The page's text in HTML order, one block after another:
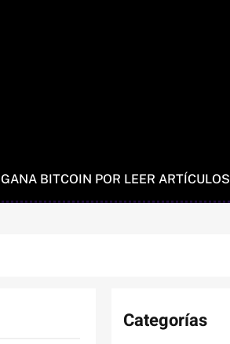
GANA BITCOIN POR LEER ARTÍCULOS
Categorías